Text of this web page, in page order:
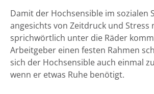
Damit der Hochsensible im sozialen
angesichts von Zeitdruck und Stress
sprichwörtlich unter die Räder
Arbeitgeber einen festen Rahmen
sich der Hochsensible auch einmal
wenn er etwas Ruhe benötigt.